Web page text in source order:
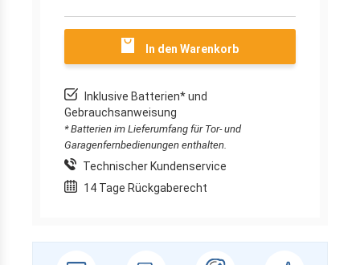
In den Warenkorb
Inklusive Batterien* und
Gebrauchsanweisung
* Batterien im Lieferumfang für Tor- und
Garagenfernbedienungen enthalten.
Technischer Kundenservice
14 Tage Rückgaberecht